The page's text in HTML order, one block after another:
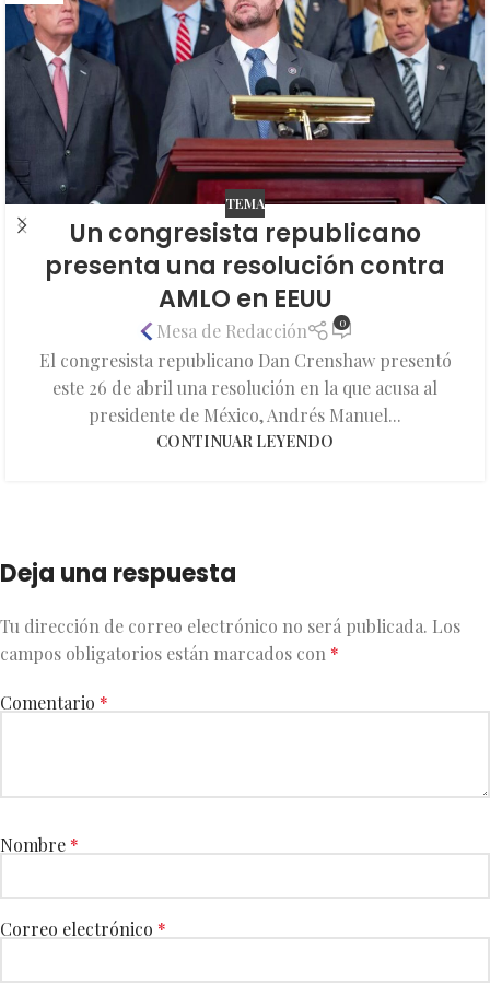
TEMA
Un congresista republicano
presenta una resolución contra
AMLO en EEUU
Mesa de Redacción 0
El congresista republicano Dan Crenshaw presentó
este 26 de abril una resolución en la que acusa al
presidente de México, Andrés Manuel...
CONTINUAR LEYENDO
Deja una respuesta
Tu dirección de correo electrónico no será publicada. Los
campos obligatorios están marcados con *
Comentario *
Nombre *
Correo electrónico *